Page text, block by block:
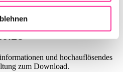
und hochauflösendes
zum Download.